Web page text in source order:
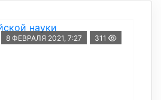
8 ФЕВРАЛЯ 2021, 7:27 311